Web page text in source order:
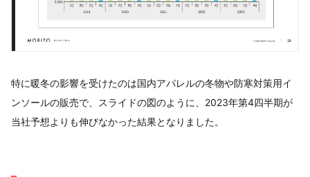
特に暖冬の影響を受けたのは国内アパレルの冬物や防寒対策用イ
ンソールの販売で、スライドの図のように、2023年第4四半期が
当社予想よりも伸びなかった結果となりました。